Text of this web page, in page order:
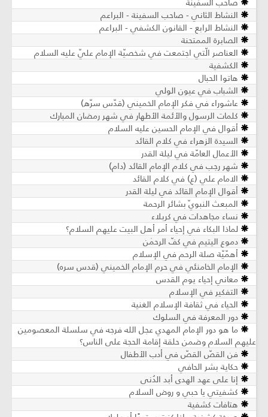
النشاط الثاني - صاحب السفينة - البراعم
النشاط الرابع - القانون الكشفي - البراعم
الصابرة الممتحنة
العناصر الّتي اجتمعت في شخصيّة الإمام عليّ عليه السلام
الكشفية
هاتوا الحبال
الشباب في عيون الولي
عاشوراء في فكر الإمام الخميني (قدّس سرّه)
كلمات الرسول والأئمة الأطهار في شهر رمضان المبارك
أقوال في الإمام الحسين عليه السلام
السيدة الزهراء في كلام القائد
الأعمال العامّة في ليلة القدر
شهر رجب في كلام الإمام القائد (دام)
الامام علي (ع) في كلام القائد
أقوال الإمام القائد في ليلة القدر
المبعث النبويّ بشائر الرحمة
نساء مجاهدات في كربلاء
لماذا البكاء في إحياء أمر أهل البيت عليهم السلام؟
دموع اليتيم في كفّ الرحمٰن
أهمّيّة صلة الرحم في الإسلام
الإمام الخامنئي في حرم الإمام الخميني (قدس سره)
معاني إحياء يوم القدس
التفكير في الإسلام
الحياء في ثقافة الإسلام الغنية
دور المعرفة في السلوك
ما هو دور الإمام المهدي عجل الله فرجه في سلسلة المعصومين
عليهم السلام وضمن حلقة إقامة الحجة على الناس؟
فن القصّ القصّ في أدب الأطفال
حكاية بشر الحافي
إنا على عهد الهدى أبد الدُنى
كشفيتي يا حبي و روض السلام
هتافات كشفية